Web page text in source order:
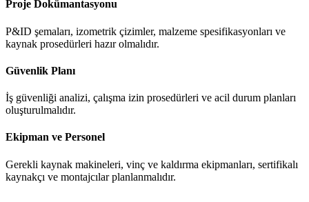
Proje Dokümantasyonu
P&ID şemaları, izometrik çizimler, malzeme spesifikasyonları ve
kaynak prosedürleri hazır olmalıdır.
Güvenlik Planı
İş güvenliği analizi, çalışma izin prosedürleri ve acil durum planları
oluşturulmalıdır.
Ekipman ve Personel
Gerekli kaynak makineleri, vinç ve kaldırma ekipmanları, sertifikalı
kaynakçı ve montajcılar planlanmalıdır.